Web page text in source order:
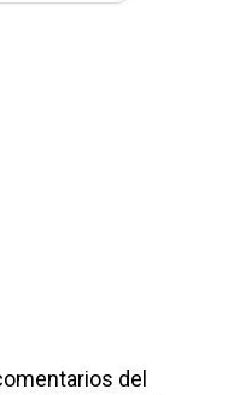
del